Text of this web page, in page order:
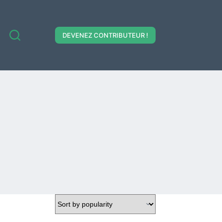
DEVENEZ CONTRIBUTEUR !